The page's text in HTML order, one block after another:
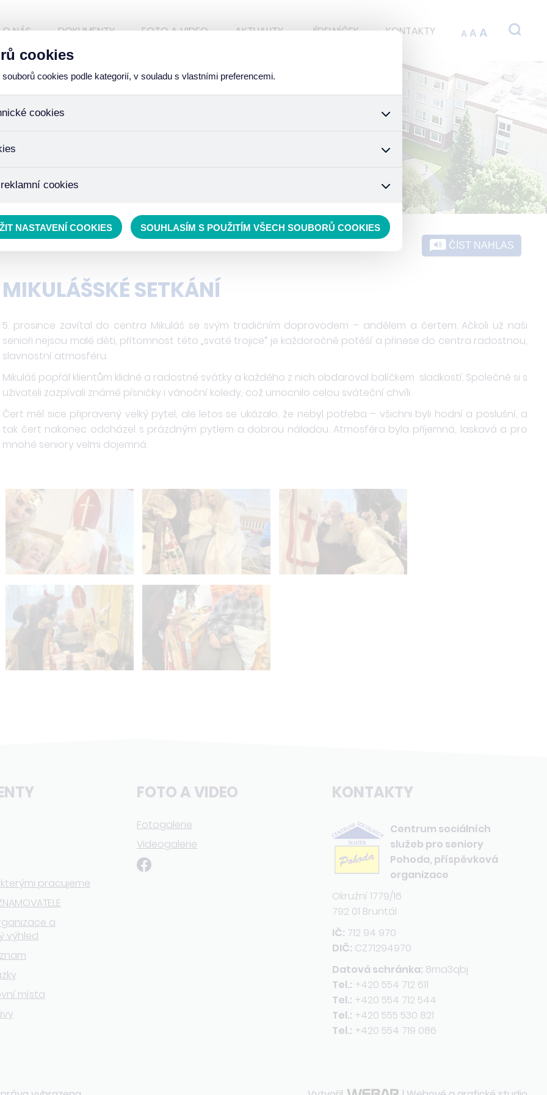
O NÁS DOKUMENTY FOTO A VIDEO AKTUALITY JÍDELNÍČEK KONTAKTY A A A
ČÍST NAHLAS
MIKULÁŠSKÉ SETKÁNÍ
5. prosince zavítal do centra Mikuláš se svým tradičním doprovodem – andělem a čertem. Ačkoli už naši
senioři nejsou malé děti, přítomnost této „svaté trojice“ je každoročně potěší a přinese do centra radostnou,
slavnostní atmosféru.
Mikuláš popřál klientům klidné a radostné svátky a každého z nich obdaroval balíčkem sladkostí. Společně si s
uživateli zazpívali známé písničky i vánoční koledy, což umocnilo celou sváteční chvíli.
Čert měl sice připravený velký pytel, ale letos se ukázalo, že nebyl potřeba – všichni byli hodní a poslušní, a
tak čert nakonec odcházel s prázdným pytlem a dobrou náladou. Atmosféra byla příjemná, laskavá a pro
mnohé seniory velmi dojemná.
kterými pracujeme
a
výhled
místa
FOTO A VIDEO
Fotogalerie
Videogalerie
KONTAKTY
Centrum sociálních
služeb pro seniory
Pohoda, příspěvková
organizace
Okružní 1779/16
792 01 Bruntál
IČ: 712 94 970
DIČ: CZ71294970
Datová schránka: 8ma3qbj
Tel.: +420 554 712 611
Tel.: +420 554 712 544
Tel.: +420 555 530 821
Tel.: +420 554 719 086
cookies
cookies podle kategorií, v souladu s vlastními preferencemi.
cookies
k ukládání produktů v nákupním košíku, ovládání filtrů a také nastavení souhlasu s
osobní údaje, protože anonymizované cookies nelze přiřadit konkrétnímu uživateli.
cookies
NASTAVENÍ COOKIES SOUHLASÍM S POUŽITÍM VŠECH SOUBORŮ COOKIES